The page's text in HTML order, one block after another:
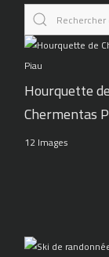
Hourquette de
Chermentas
12 Images